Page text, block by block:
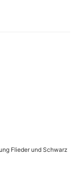
Flieder und Schwarz